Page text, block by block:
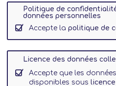
Politique de
données personnelles
Accepte la politique de
Licence des données
Accepte que les
disponibles sous